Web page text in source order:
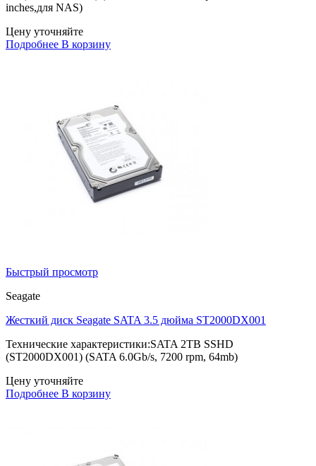
inches,для NAS)
Цену уточняйте
Подробнее В корзину
Быстрый просмотр
Seagate
Жесткий диск Seagate SATA 3.5 дюйма ST2000DX001
Технические характеристики:SATA 2TB SSHD
(ST2000DX001) (SATA 6.0Gb/s, 7200 rpm, 64mb)
Цену уточняйте
Подробнее В корзину